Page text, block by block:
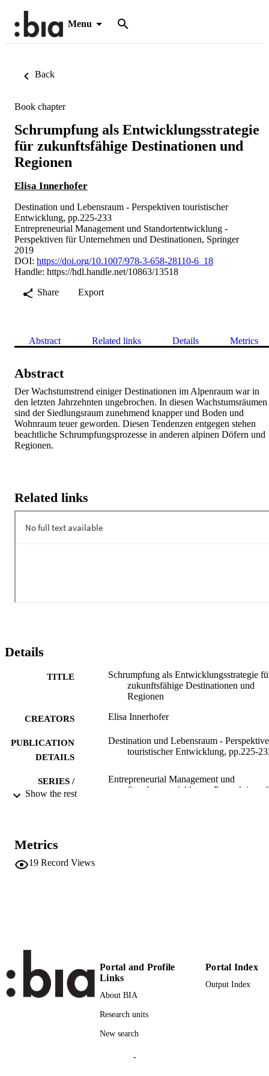
Menu
Back
Book chapter
Schrumpfung als Entwicklungsstrategie
für zukunftsfähige Destinationen und
Regionen
Elisa Innerhofer
Destination und Lebensraum - Perspektiven touristischer
Entwicklung, pp.225-233
Entrepreneurial Management und Standortentwicklung -
Perspektiven für Unternehmen und Destinationen, Springer
2019
DOI: https://doi.org/10.1007/978-3-658-28110-6_18
Handle: https://hdl.handle.net/10863/13518
Share
Export
Abstract Related links Details Metrics
Abstract
Der Wachstumstrend einiger Destinationen im Alpenraum war in
den letzten Jahrzehnten ungebrochen. In diesen Wachstumsräumen
sind der Siedlungsraum zunehmend knapper und Boden und
Wohnraum teuer geworden. Diesen Tendenzen entgegen stehen
beachtliche Schrumpfungsprozesse in anderen alpinen Döfern und
Regionen.
Related links
Details
TITLE
Schrumpfung als Entwicklungsstrategie
zukunftsfähige Destinationen und
Regionen
CREATORS Elisa Innerhofer
PUBLICATION
DETAILS
Destination und Lebensraum -
touristischer Entwicklung, pp.225-
SERIES /
VOLUME
Entrepreneurial Management und
Standortentwicklung - Perspektiven
IDENTIFIERS
LOCAL FIELDS Scientific
Innerhofer E
Pechlaner H
Show the rest
Metrics
19 Record Views
Portal and Profile
Links
About BIA
Research units
New search
Portal Index
Output Index
-